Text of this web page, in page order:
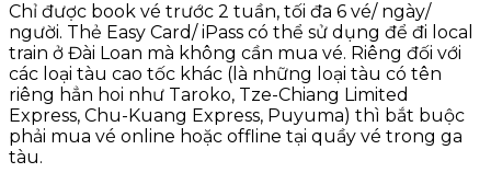
Chỉ được book vé trước 2 tuần, tối đa 6 vé/ ngày/
người. Thẻ Easy Card/ iPass có thể sử dụng để đi local
train ở Đài Loan mà không cần mua vé. Riêng đối với
các loại tàu cao tốc khác (là những loại tàu có tên
riêng hẳn hoi như Taroko, Tze-Chiang Limited
Express, Chu-Kuang Express, Puyuma) thì bắt buộc
phải mua vé online hoặc offline tại quầy vé trong ga
tàu.